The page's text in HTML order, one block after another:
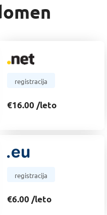
registracija
€16.00 /leto
registracija
€6.00 /leto